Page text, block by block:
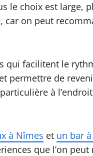
le choix est large,
car on peut
qui facilitent le
permettre de
à
à Nîmes et un bar
que l’on peut